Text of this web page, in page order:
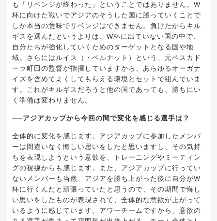
も「リベンジが終わった」ということではありません。W
杯に向けた戦いでアジアのそうした国に勝っていくことで
しか本当の意味でリベンジはできません。負けたからキル
ギスを選んだというよりは、W杯に出ていない国の中で、
自分たちが強化していくためのターゲットとなる国や地
域。さらにはルイス（・ベルナット）という、元ペスカド
ーラ町田の監督が指揮していますから、あらゆるオーガナ
イズを含めてよくしてもらえる環境とセットで組んでいま
す。これがキルギスだろうと他の国であっても、勝ちにい
く準備は変わりません。
──アジアカップから今回の間で変化を感じる選手は？
全体的に変化を感じます。アジアカップに参加したメンバ
ーは間違いなく悔しい思いをしたと思いますし、その気持
ちを表現しようという意欲を、トレーニングやミーティン
グの視線からも感じます。また、アジアカップに行ってい
ないメンバーも当然、アジアを勝ち上がった後に自分がW
杯に行くんだと頑張っていたと思うので、その期間で悔し
い思いをしたものが表現されて、全体的な意欲が上がって
いるように感じています。アワーチームですから、意欲の